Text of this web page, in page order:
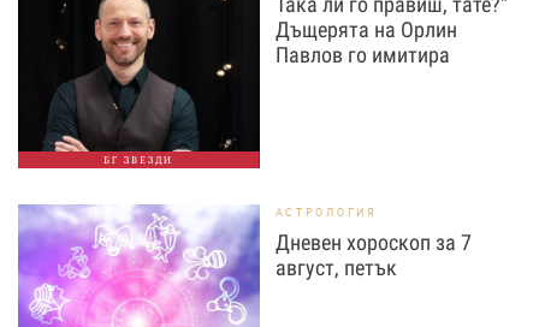
БГ ЗВЕЗДИ
Дъщерята на Орлин
Павлов го имитира
АСТРОЛОГИЯ
Дневен хороскоп за 7
август, петък